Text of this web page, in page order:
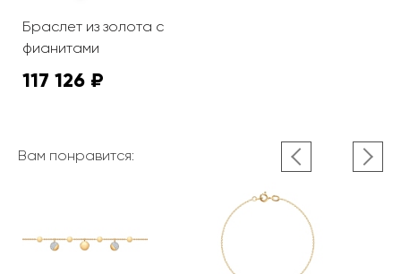
Браслет из золота с
фианитами
117 126 ₽
Вам понравится: